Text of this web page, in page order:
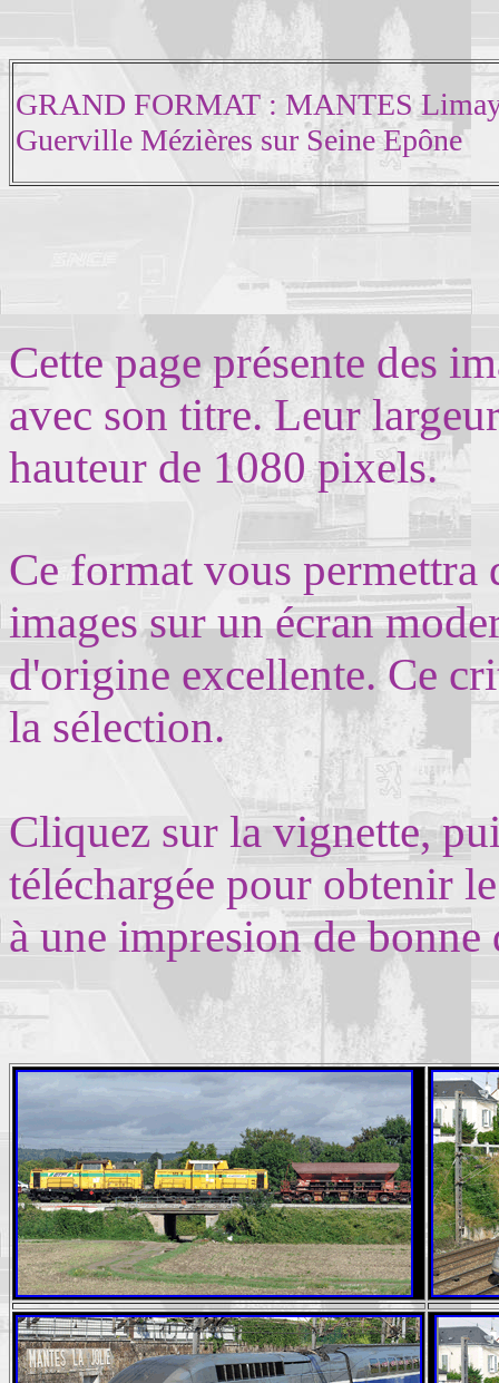
GRAND FORMAT : MANTES
Guerville Mézières sur Seine Epône
Cette page présente des
avec son titre. Leur
hauteur de 1080 pixels.
Ce format vous permettra
images sur un écran
d'origine excellente. Ce
la sélection.
Cliquez sur la vignette,
téléchargée pour obtenir
à une impresion de